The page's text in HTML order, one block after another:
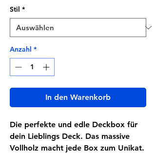
Stil *
Anzahl *
In den Warenkorb
Die perfekte und edle Deckbox für
dein Lieblings Deck. Das massive
Vollholz macht jede Box zum Unikat.